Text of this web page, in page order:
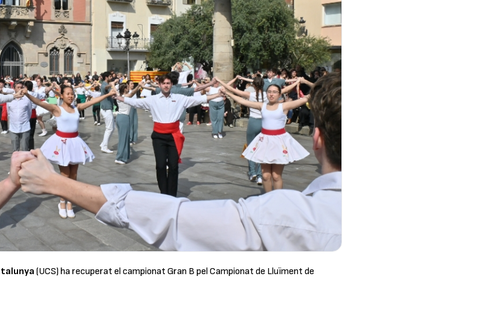
(UCS) ha recuperat el campionat Gran B pel Campionat de Lluïment de